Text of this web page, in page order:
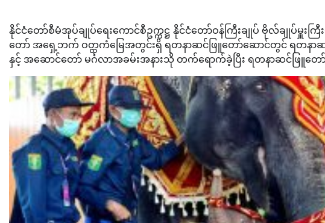
နိုင်ငံတော်စီမံအုပ်ချုပ်ရေးကောင်စီဥက္ကဋ္ဌ နိုင်ငံတော်ဝန်ကြီးချုပ် ဗိုလ်ချုပ်မှူးကြီ
တော် အရှေ့ဘက် ဝတ္ထကံမြေအတွင်းရှိ ရတနာဆင်ဖြူတော်ဆောင်တွင် ရတနာ
နှင့် အဆောင်တော် မင်္ဂလာအခမ်းအနားသို တက်ရောက်ခဲ့ပြီး ရတနာဆင်ဖြူတေ